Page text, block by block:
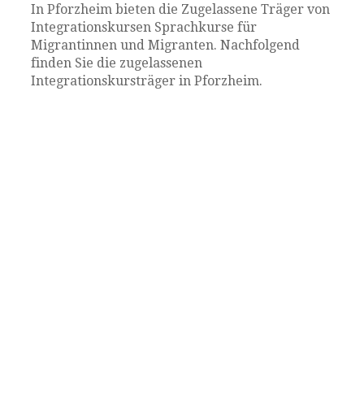
In Pforzheim bieten die Zugelassene Träger von
Integrationskursen Sprachkurse für
Migrantinnen und Migranten. Nachfolgend
finden Sie die zugelassenen
Integrationskursträger in Pforzheim.